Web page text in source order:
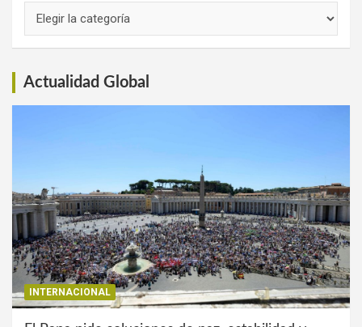
Actualidad Global
INTERNACIONAL